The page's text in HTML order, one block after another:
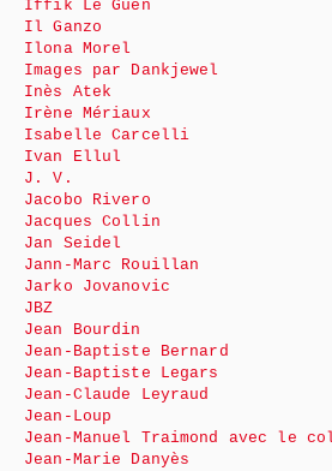
Iffik Le Guen
Il Ganzo
Ilona Morel
Images par Dankjewel
Inès Atek
Irène Mériaux
Isabelle Carcelli
Ivan Ellul
J. V.
Jacobo Rivero
Jacques Collin
Jan Seidel
Jann-Marc Rouillan
Jarko Jovanovic
JBZ
Jean Bourdin
Jean-Baptiste Bernard
Jean-Baptiste Legars
Jean-Claude Leyraud
Jean-Loup
Jean-Manuel Traimond avec le
Jean-Marie Danyès